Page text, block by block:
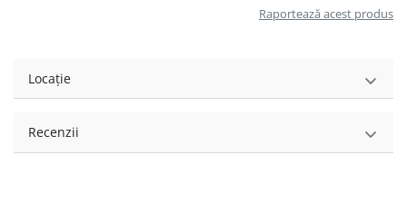
Raportează acest produs
Locație
Recenzii